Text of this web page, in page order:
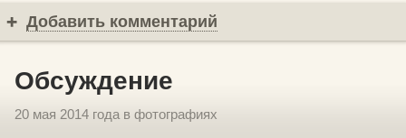
Добавить комментарий
Обсуждение
20 мая 2014 года в фотографиях